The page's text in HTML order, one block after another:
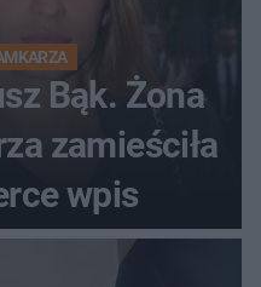
Bąk. Żona
zamieściła
wpis